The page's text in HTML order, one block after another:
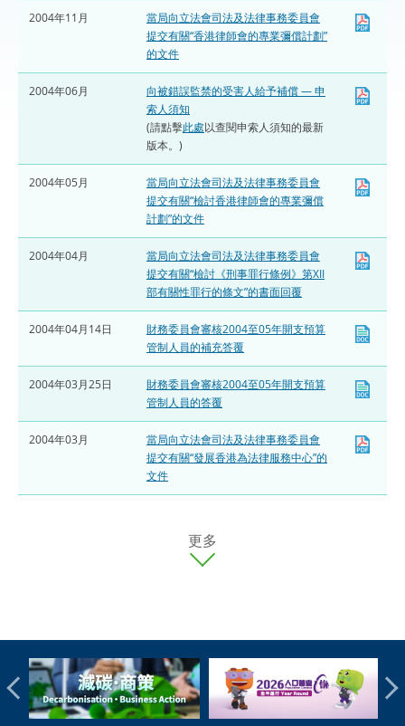
2004年11月
當局向立法會司法及法律事務委員會
提交有關“香港律師會的專業彌償計劃”
的文件
2004年06月
向被錯誤監禁的受害人給予補償 — 申
索人須知
(請點擊此處以查閱申索人須知的最新
版本。)
2004年05月
當局向立法會司法及法律事務委員會
提交有關“檢討香港律師會的專業彌償
計劃”的文件
2004年04月
當局向立法會司法及法律事務委員會
提交有關“檢討《刑事罪行條例》第XII
部有關性罪行的條文”的書面回覆
2004年04月14日
財務委員會審核2004至05年開支預算
管制人員的補充答覆
2004年03月25日
財務委員會審核2004至05年開支預算
管制人員的答覆
2004年03月
當局向立法會司法及法律事務委員會
提交有關“發展香港為法律服務中心”的
文件
更多